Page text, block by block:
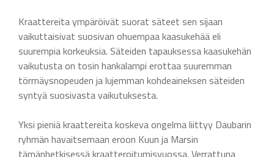
Kraattereita ympäröivät suorat säteet sen sijaan
vaikuttaisivat suosivan ohuempaa kaasukehää eli
suurempia korkeuksia. Säteiden tapauksessa kaasukehän
vaikutusta on tosin hankalampi erottaa suuremman
törmäysnopeuden ja lujemman kohdeaineksen säteiden
syntyä suosivasta vaikutuksesta.
Yksi pieniä kraattereita koskeva ongelma liittyy Daubarin
ryhmän havaitsemaan eroon Kuun ja Marsin
tämänhetkisessä kraatteroitumisvuossa. Verrattuna